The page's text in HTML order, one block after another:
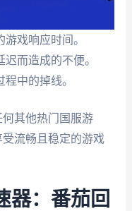
戏响应时间。
而造成的不便。
中的掉线。
其他热门国服游
流畅且稳定的游戏
器：番茄回